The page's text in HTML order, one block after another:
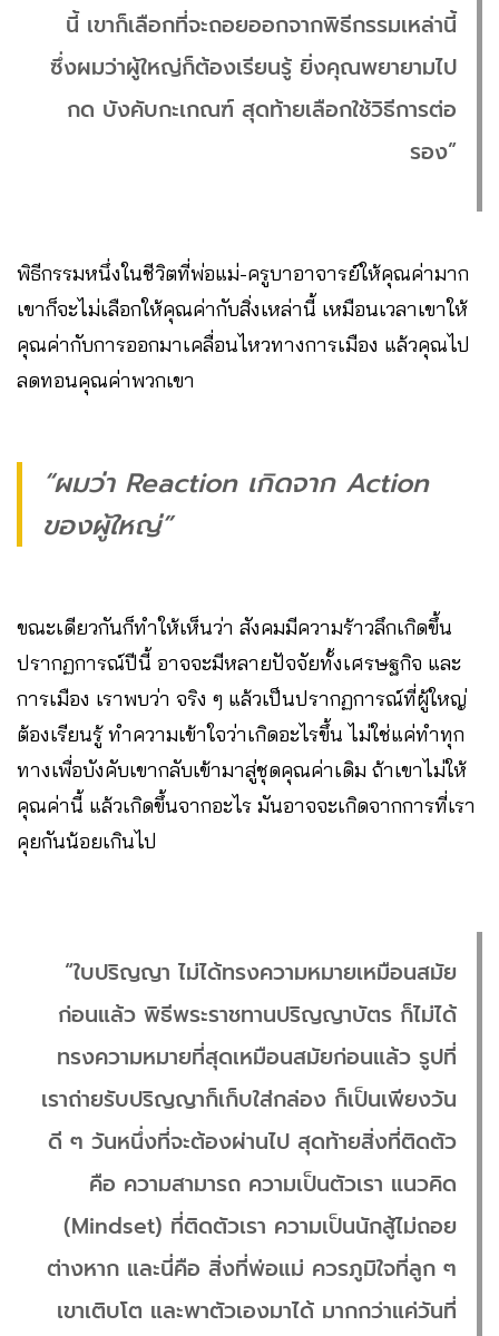
นี้ เขาก็เลือกที่จะถอยออกจากพิธีกรรมเหล่านี้
ซึ่งผมว่าผู้ใหญ่ก็ต้องเรียนรู้ ยิ่งคุณพยายามไป
กด บังคับกะเกณฑ์ สุดท้ายเลือกใช้วิธีการต่อ
รอง”
พิธีกรรมหนึ่งในชีวิตที่พ่อแม่-ครูบาอาจารย์ให้คุณค่ามาก
เขาก็จะไม่เลือกให้คุณค่ากับสิ่งเหล่านี้ เหมือนเวลาเขาให้
คุณค่ากับการออกมาเคลื่อนไหวทางการเมือง แล้วคุณไป
ลดทอนคุณค่าพวกเขา
“ผมว่า Reaction เกิดจาก Action
ของผู้ใหญ่”
ขณะเดียวกันก็ทำให้เห็นว่า สังคมมีความร้าวลึกเกิดขึ้น
ปรากฏการณ์ปีนี้ อาจจะมีหลายปัจจัยทั้งเศรษฐกิจ และ
การเมือง เราพบว่า จริง ๆ แล้วเป็นปรากฏการณ์ที่ผู้ใหญ่
ต้องเรียนรู้ ทำความเข้าใจว่าเกิดอะไรขึ้น ไม่ใช่แค่ทำทุก
ทางเพื่อบังคับเขากลับเข้ามาสู่ชุดคุณค่าเดิม ถ้าเขาไม่ให้
คุณค่านี้ แล้วเกิดขึ้นจากอะไร มันอาจจะเกิดจากการที่เรา
คุยกันน้อยเกินไป
“ใบปริญญา ไม่ได้ทรงความหมายเหมือนสมัย
ก่อนแล้ว พิธีพระราชทานปริญญาบัตร ก็ไม่ได้
ทรงความหมายที่สุดเหมือนสมัยก่อนแล้ว รูปที่
เราถ่ายรับปริญญาก็เก็บใส่กล่อง ก็เป็นเพียงวัน
ดี ๆ วันหนึ่งที่จะต้องผ่านไป สุดท้ายสิ่งที่ติดตัว
คือ ความสามารถ ความเป็นตัวเรา แนวคิด
(Mindset) ที่ติดตัวเรา ความเป็นนักสู้ไม่ถอย
ต่างหาก และนี่คือ สิ่งที่พ่อแม่ ควรภูมิใจที่ลูก ๆ
เขาเติบโต และพาตัวเองมาได้ มากกว่าแค่วันที่